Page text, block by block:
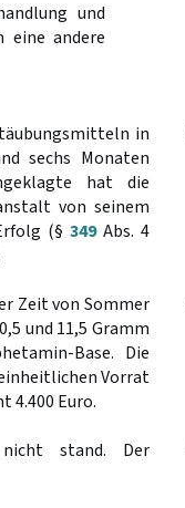
und
eine andere
in
sechs Monaten
hat die
von seinem
(§ 349Abs. 4
Zeit von Sommer
und 11,5 Gramm
Base. Die
Vorrat
4.400 Euro.
nicht stand. Der